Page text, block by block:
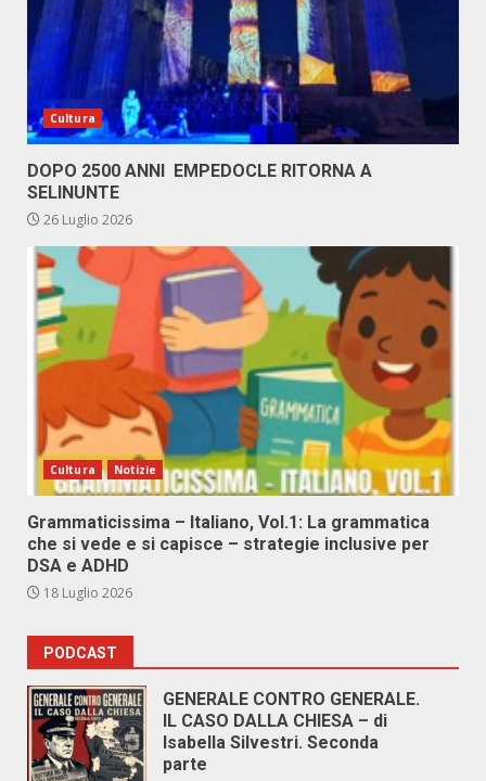
Cultura
DOPO 2500 ANNI EMPEDOCLE RITORNA A
SELINUNTE
26 Luglio 2026
Cultura Notizie
Grammaticissima – Italiano, Vol.1: La grammatica
che si vede e si capisce – strategie inclusive per
DSA e ADHD
18 Luglio 2026
PODCAST
GENERALE CONTRO GENERALE.
IL CASO DALLA CHIESA – di
Isabella Silvestri. Seconda
parte